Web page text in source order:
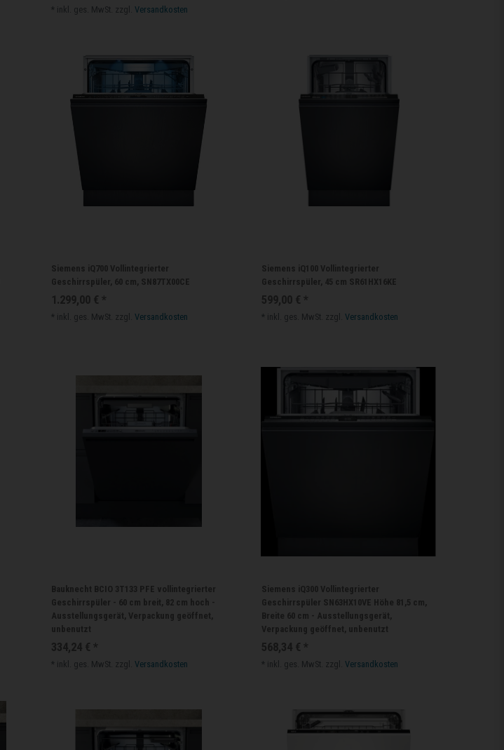
* inkl. ges. MwSt. zzgl.Versandkosten
Siemens iQ700 Vollintegrierter
Geschirrspüler, 60 cm, SN87TX00CE
1.299,00 € *
* inkl. ges. MwSt. zzgl.Versandkosten
Siemens iQ100 Vollintegrierter
Geschirrspüler, 45 cm SR61HX16KE
599,00 € *
* inkl. ges. MwSt. zzgl.Versandkosten
Bauknecht BCIO 3T133 PFE vollintegrierter
Geschirrspüler - 60 cm breit, 82 cm hoch -
Ausstellungsgerät, Verpackung geöffnet,
unbenutzt
334,24 € *
* inkl. ges. MwSt. zzgl.Versandkosten
Siemens iQ300 Vollintegrierter
Geschirrspüler SN63HX10VE Höhe 81,5 cm,
Breite 60 cm - Ausstellungsgerät,
Verpackung geöffnet, unbenutzt
568,34 € *
* inkl. ges. MwSt. zzgl.Versandkosten